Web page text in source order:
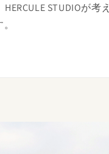
STUDIOが考え